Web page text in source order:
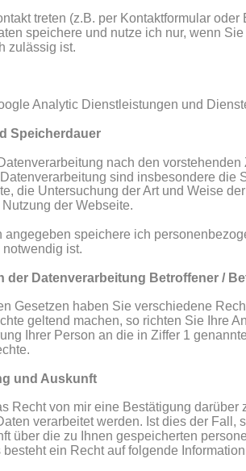
treten (z.B. per Kontaktformular
speichere und nutze ich nur, wenn
zulässig ist.
Analytic Dienstleistungen und
Speicherdauer
nach den
sind insbesondere die
die Untersuchung der Art und Weise
der Webseite.
angegeben speichere ich
ist.
der Datenverarbeitung Betroffener /
Gesetzen haben Sie verschiedene
geltend machen, so richten Sie Ihre
Ihrer Person an die in Ziffer 1
und Auskunft
Recht von mir eine Bestätigung darüber
verarbeitet werden. Ist dies der Fall,
über die zu Ihnen gespeicherten
ein Recht auf folgende Information